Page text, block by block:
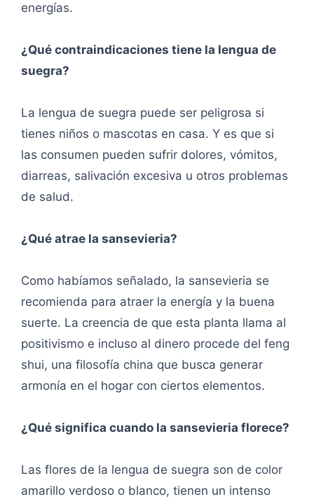
energías.
¿Qué contraindicaciones tiene la lengua de
suegra?
La lengua de suegra puede ser peligrosa si
tienes niños o mascotas en casa. Y es que si
las consumen pueden sufrir dolores, vómitos,
diarreas, salivación excesiva u otros problemas
de salud.
¿Qué atrae la sansevieria?
Como habíamos señalado, la sansevieria se
recomienda para atraer la energía y la buena
suerte. La creencia de que esta planta llama al
positivismo e incluso al dinero procede del feng
shui, una filosofía china que busca generar
armonía en el hogar con ciertos elementos.
¿Qué significa cuando la sansevieria florece?
Las flores de la lengua de suegra son de color
amarillo verdoso o blanco, tienen un intenso